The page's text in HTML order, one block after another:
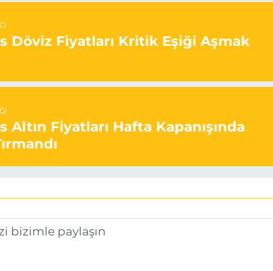
Döviz Fiyatları Kritik Eşiği Aşmak
Altın Fiyatları Hafta Kapanışında